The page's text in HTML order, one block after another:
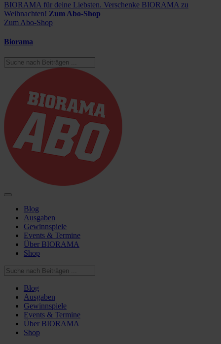
BIORAMA für deine Liebsten. Verschenke BIORAMA zu
Weihnachten! Zum Abo-Shop
Zum Abo-Shop
Biorama
Blog
Ausgaben
Gewinnspiele
Events & Termine
Über BIORAMA
Shop
Blog
Ausgaben
Gewinnspiele
Events & Termine
Über BIORAMA
Shop